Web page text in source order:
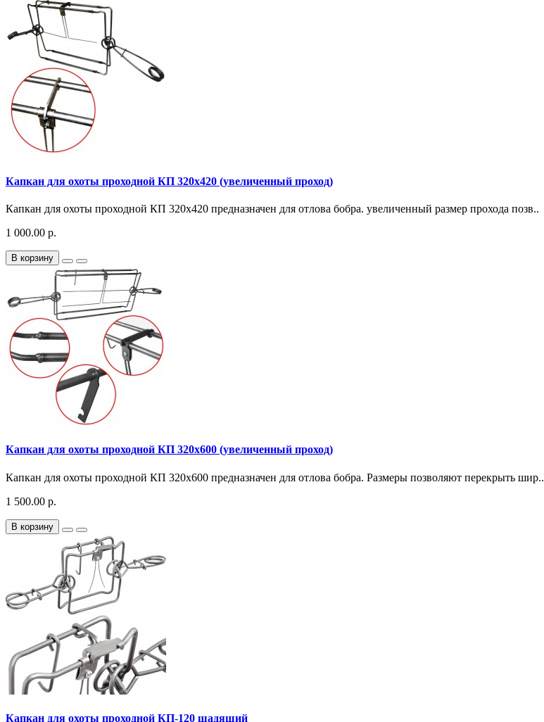
Капкан для охоты проходной КП 320x420 (увеличенный проход)
Капкан для охоты проходной КП 320x420 предназначен для отлова бобра. увеличенный размер прохода позв..
1 000.00 р.
В корзину
Капкан для охоты проходной КП 320x600 (увеличенный проход)
Капкан для охоты проходной КП 320x600 предназначен для отлова бобра. Размеры позволяют перекрыть шир..
1 500.00 р.
В корзину
Капкан для охоты проходной КП-120 щадящий